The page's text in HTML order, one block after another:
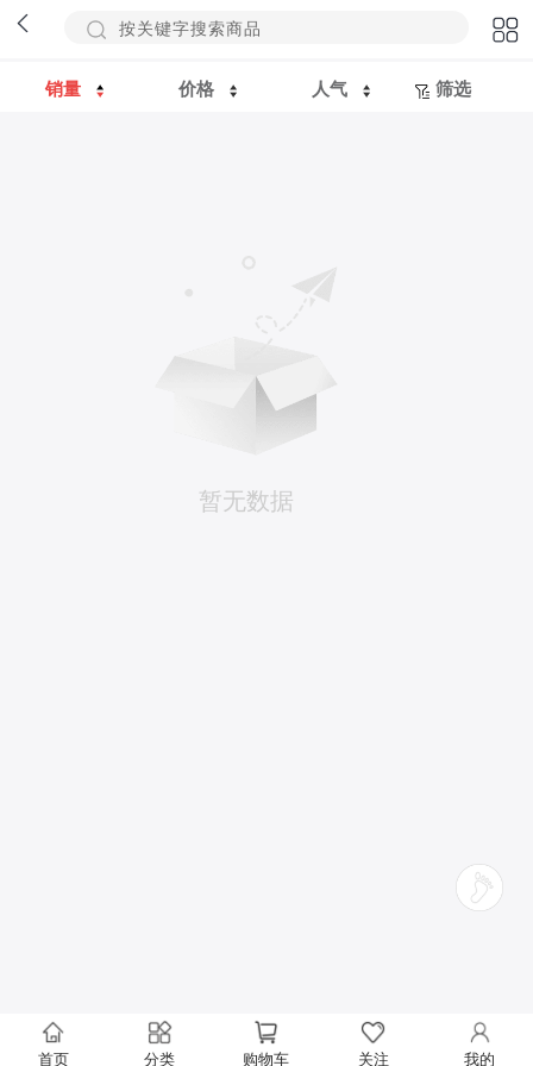
销量 价格 人气 筛选
暂无数据
首页 分类 购物车 关注 我的